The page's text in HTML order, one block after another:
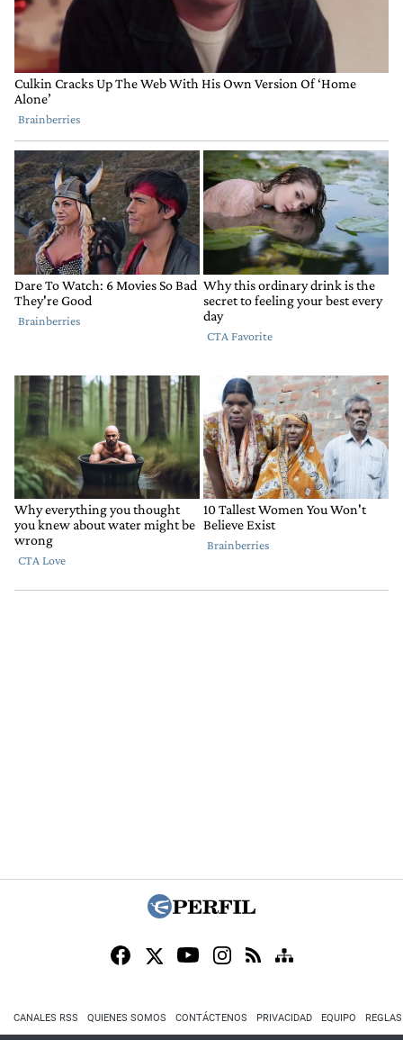
CANALES RSS QUIENES SOMOS CONTÁCTENOS PRIVACIDAD EQUIPO